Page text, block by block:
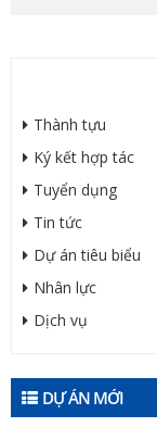
Thành tựu
Ký kết hợp tác
Tuyển dụng
Tin tức
Dự án tiêu biểu
Nhân lực
Dịch vụ
DỰ ÁN MỚI